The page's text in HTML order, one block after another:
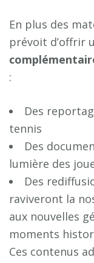
En plus des
prévoit d’offrir
complémentair
:
Des
tennis
Des
lumière des
Des
raviveront la
aux nouvelles
moments
Ces contenus